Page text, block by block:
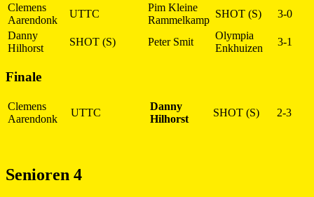
Clemens
Aarendonk
UTTC
Pim Kleine
Rammelkamp
SHOT (S)
3-0
Danny
Hilhorst
SHOT (S) Peter Smit
Olympia
Enkhuizen
3-1
Finale
Clemens
Aarendonk
UTTC
Danny
Hilhorst
SHOT (S) 2-3
Senioren 4